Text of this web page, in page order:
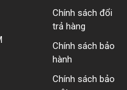
Chính sách đổi
trả hàng
Chính sách bảo
hành
Chính sách bảo